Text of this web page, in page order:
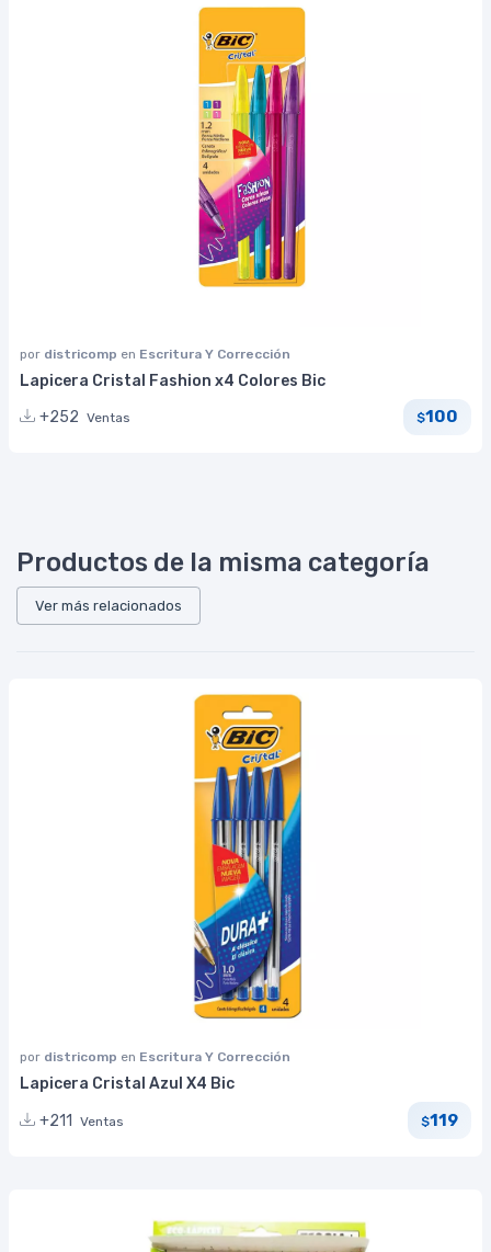
por districomp en Escritura Y Corrección
Lapicera Cristal Fashion x4 Colores Bic
+252 Ventas $100
Productos de la misma categoría
Ver más relacionados
por districomp en Escritura Y Corrección
Lapicera Cristal Azul X4 Bic
+211
Ventas $119